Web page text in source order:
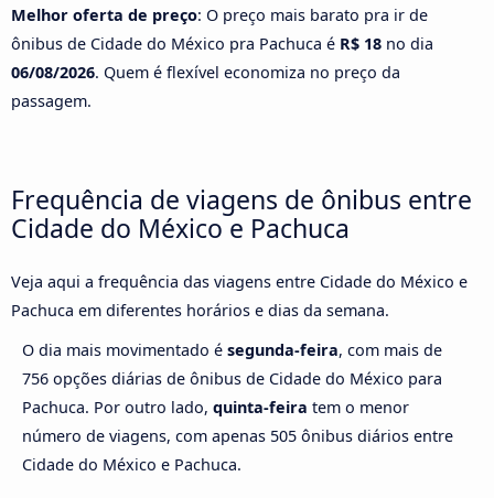
Melhor oferta de preço: O preço mais barato pra ir de
ônibus de Cidade do México pra Pachuca é R$ 18 no dia
06/08/2026. Quem é flexível economiza no preço da
passagem.
Frequência de viagens de ônibus entre
Cidade do México e Pachuca
Veja aqui a frequência das viagens entre Cidade do México e
Pachuca em diferentes horários e dias da semana.
O dia mais movimentado é segunda-feira, com mais de
756 opções diárias de ônibus de Cidade do México para
Pachuca. Por outro lado, quinta-feira tem o menor
número de viagens, com apenas 505 ônibus diários entre
Cidade do México e Pachuca.